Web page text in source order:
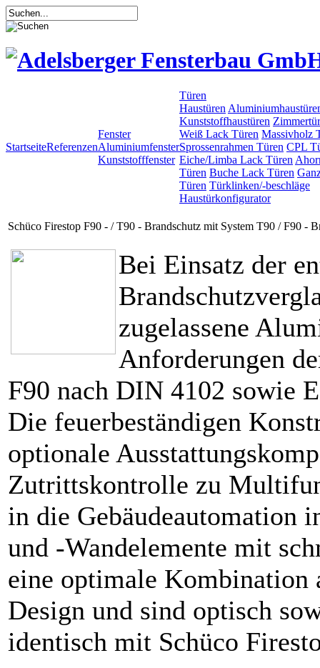
StartseiteReferenzen
Fenster
Aluminiumfenster
Kunststofffenster
Türen
Haustüren
Kunststoffhaustüren
Weiß Lack Türen Massivholz
Sprossenrahmen Türen CPL
Eiche/Limba Lack Türen
Türen Buche Lack Türen
Türen Türklinken/-beschläge
Haustürkonfigurator
Schüco Firestop F90 - / T90 - Brandschutz mit System T90 / F90 -
Bei Einsatz der
zugelassene
Anforderungen
F90 nach DIN 4102 sowie
Die feuerbeständigen
optionale
Zutrittskontrolle zu
in die Gebäudeautomation
und -Wandelemente mit
eine optimale Kombination
Design und sind optisch
identisch mit Schüco